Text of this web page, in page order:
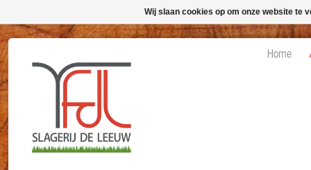
Home
Wij slaan cookies op om onze website te